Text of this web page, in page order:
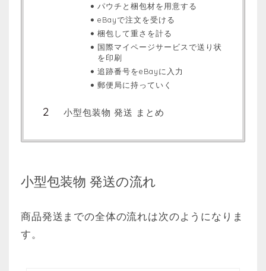
パウチと梱包材を用意する
eBayで注文を受ける
梱包して重さを計る
国際マイページサービスで送り状
を印刷
追跡番号をeBayに入力
郵便局に持っていく
小型包装物 発送 まとめ
小型包装物 発送の流れ
商品発送までの全体の流れは次のようになりま
す。